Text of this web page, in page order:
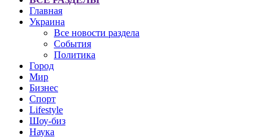
Главная
Украина
Все новости раздела
События
Политика
Город
Мир
Бизнес
Спорт
Lifestyle
Шоу-биз
Наука